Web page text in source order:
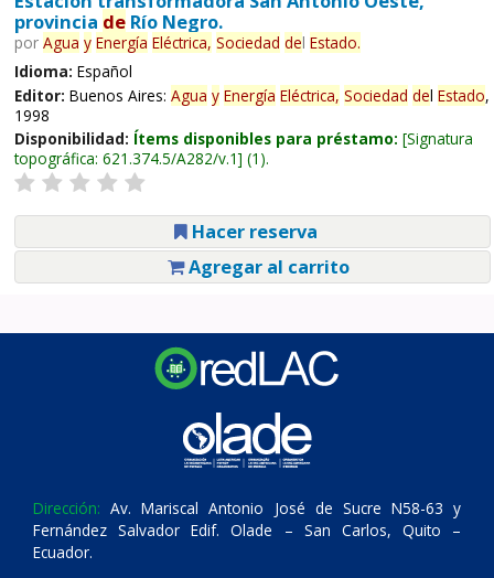
provincia deRío Negro.
por Agua y Energía Eléctrica, Sociedad del Estado.
Idioma: Español
Editor: Buenos Aires: Agua y Energía Eléctrica, Sociedad del Estado,
1998
Disponibilidad: Ítems disponibles para préstamo: Signatura
topográfica: 621.374.5/A282/v.1 (1).
Hacer reserva
Agregar al carrito
Dirección: Av. Mariscal Antonio José de Sucre N58-63 y
Fernández Salvador Edif. Olade – San Carlos, Quito –
Ecuador.